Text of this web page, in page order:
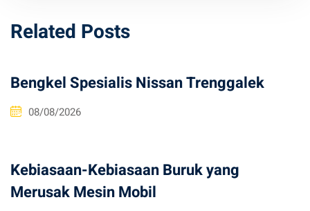
Related Posts
Bengkel Spesialis Nissan Trenggalek
08/08/2026
Kebiasaan-Kebiasaan Buruk yang
Merusak Mesin Mobil